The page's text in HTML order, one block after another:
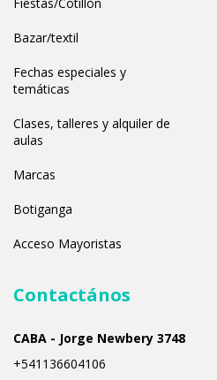
Bazar/textil
Fechas especiales y
temáticas
Clases, talleres y alquiler de
aulas
Marcas
Botiganga
Acceso Mayoristas
Contactános
CABA - Jorge Newbery 3748
+541136604106